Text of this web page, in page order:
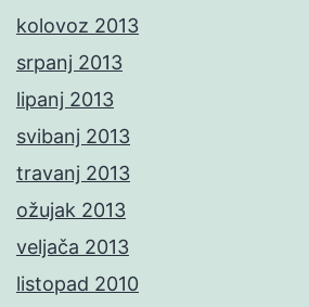
kolovoz 2013
srpanj 2013
lipanj 2013
svibanj 2013
travanj 2013
ožujak 2013
veljača 2013
listopad 2010